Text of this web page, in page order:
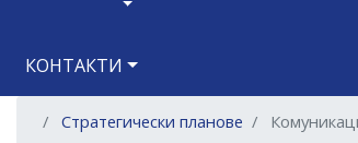
Control-
КОНТАКТИ
Стратегически планове